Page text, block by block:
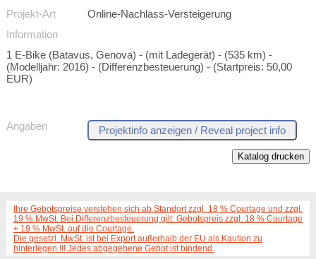
Projekt-Art
Online-Nachlass-Versteigerung
Information
1 E-Bike (Batavus, Genova) - (mit Ladegerät) - (535 km) -
(Modelljahr: 2016) - (Differenzbesteuerung) - (Startpreis: 50,00
EUR)
Angaben
Katalog drucken
Ihre Gebotspreise verstehen sich ab Standort zzgl. 18 % Courtage und zzgl.
19 % MwSt. Bei Differenzbesteuerung gilt: Gebotspreis zzgl. 18 % Courtage
+ 19 % MwSt. auf die Courtage.
Die gesetzl. MwSt. ist bei Export außerhalb der EU als Kaution zu
hinterlegen !!! Jedes abgegebene Gebot ist bindend.